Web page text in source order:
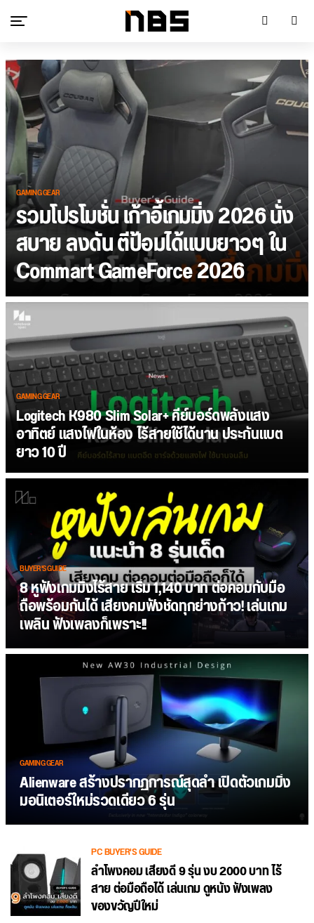
GAMING GEAR
รวมโปรโมชั่น เก้าอี้เกมมิ่ง 2026 นั่ง
สบาย ลงดัน ตีป้อมได้แบบยาวๆ ใน
Commart GameForce 2026
GAMING GEAR
Logitech K980 Slim Solar+ คีย์บอร์ดพลังแสง
อาทิตย์ แสงไฟในห้อง ไร้สายใช้ได้นาน ประกันแบต
ยาว 10 ปี
BUYER'S GUIDE
8 หูฟังเกมมิ่งไร้สาย เริ่ม 1,140 บาท ต่อคอมกับมือ
ถือพร้อมกันได้ เสียงคมฟังชัดทุกย่างก้าว! เล่นเกม
เพลิน ฟังเพลงก็เพราะ!!
GAMING GEAR
Alienware สร้างปรากฏการณ์สุดล้ำ เปิดตัวเกมมิ่ง
มอนิเตอร์ใหม่รวดเดียว 6 รุ่น
PC BUYER'S GUIDE
ลำโพงคอม เสียงดี 9 รุ่น งบ 2000 บาท ไร้
สาย ต่อมือถือได้ เล่นเกม ดูหนัง ฟังเพลง
ของขวัญปีใหม่